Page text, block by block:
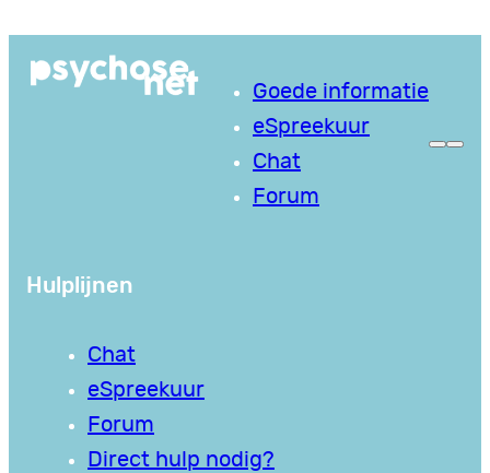
naar
Goede informatie
eSpreekuur
Chat
Forum
Hulplijnen
Chat
eSpreekuur
Forum
Direct hulp nodig?